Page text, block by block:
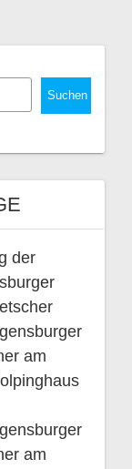
Suchen
der
am
am